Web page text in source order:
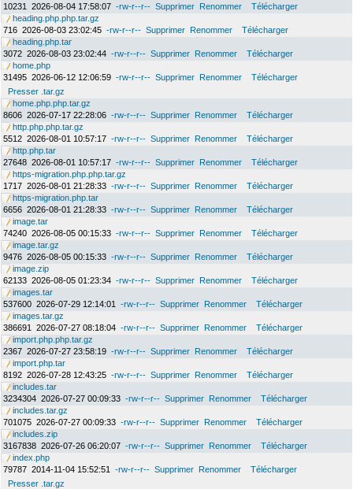
10231
2026-08-04 17:58:07 -rw-r--r-- Supprimer Renommer
Télécharger
heading.php.php.tar.gz
716 2026-08-03 23:02:45 -rw-r--r-- Supprimer Renommer
Télécharger
heading.php.tar
3072 2026-08-03 23:02:44 -rw-r--r-- Supprimer Renommer
Télécharger
home.php
31495 2026-06-12 12:06:59 -rw-r--r-- Supprimer Renommer
Télécharger
Presser .tar.gz
home.php.php.tar.gz
8606 2026-07-17 22:28:06 -rw-r--r-- Supprimer Renommer
Télécharger
http.php.php.tar.gz
5512 2026-08-01 10:57:17 -rw-r--r-- Supprimer Renommer
Télécharger
http.php.tar
27648 2026-08-01 10:57:17 -rw-r--r-- Supprimer Renommer
Télécharger
https-migration.php.php.tar.gz
1717 2026-08-01 21:28:33 -rw-r--r-- Supprimer Renommer
Télécharger
https-migration.php.tar
6656 2026-08-01 21:28:33 -rw-r--r-- Supprimer Renommer
Télécharger
image.tar
74240 2026-08-05 00:15:33 -rw-r--r-- Supprimer Renommer
Télécharger
image.tar.gz
9476 2026-08-05 00:15:33 -rw-r--r-- Supprimer Renommer
Télécharger
image.zip
62133 2026-08-05 01:23:34 -rw-r--r-- Supprimer Renommer
Télécharger
images.tar
537600 2026-07-29 12:14:01 -rw-r--r-- Supprimer Renommer
Télécharger
images.tar.gz
386691
2026-07-27 08:18:04 -rw-r--r-- Supprimer Renommer
Télécharger
import.php.php.tar.gz
2367 2026-07-27 23:58:19 -rw-r--r-- Supprimer Renommer
Télécharger
import.php.tar
8192 2026-07-28 12:43:25 -rw-r--r-- Supprimer Renommer
Télécharger
includes.tar
3234304 2026-07-27 00:09:33 -rw-r--r-- Supprimer Renommer
Télécharger
includes.tar.gz
701075 2026-07-27 00:09:33 -rw-r--r-- Supprimer Renommer
Télécharger
includes.zip
3167838 2026-07-26 06:20:07 -rw-r--r-- Supprimer Renommer
Télécharger
index.php
79787 2014-11-04 15:52:51 -rw-r--r-- Supprimer Renommer
Télécharger
Presser .tar.gz